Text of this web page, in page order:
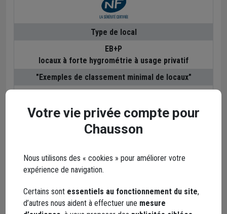
Type de local
EB+P
locaux à forte hygrométrie à usage privatif
"Exemples de classement minimal de locaux"
baignoire
celliers non chauffés, garage
Solutions plaques de plâtre
Plaque de plâtre hydrofugée H1
Votre vie privée compte pour
Chausson
Nous utilisons des « cookies » pour améliorer votre
expérience de navigation.
Certains sont essentiels au fonctionnement du site,
d’autres nous aident à effectuer une mesure